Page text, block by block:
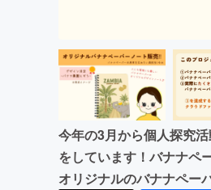
今年の3月から個人探究
をしています！バナナペ
オリジナルのバナナペー